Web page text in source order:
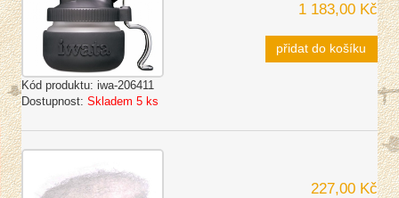
Kód produktu: iwa-206411
Dostupnost: Skladem 5 ks
1 183,00 Kč
přidat do košíku
227,00 Kč